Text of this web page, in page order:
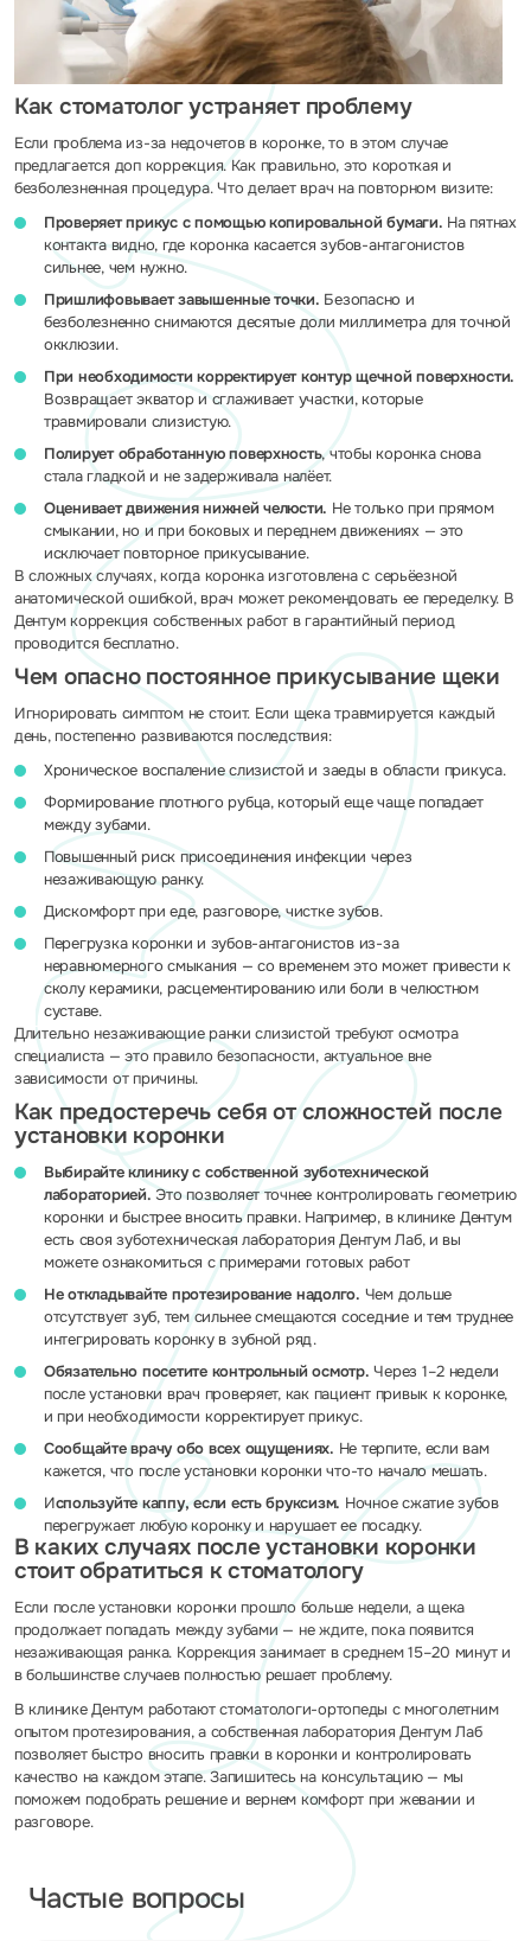
Как стоматолог устраняет проблему
Если проблема из-за недочетов в коронке, то в этом случае
предлагается доп коррекция. Как правильно, это короткая и
безболезненная процедура. Что делает врач на повторном визите:
Проверяет прикус с помощью копировальной бумаги. На пятнах
контакта видно, где коронка касается зубов-антагонистов
сильнее, чем нужно.
Пришлифовывает завышенные точки. Безопасно и
безболезненно снимаются десятые доли миллиметра для точной
окклюзии.
При необходимости корректирует контур щечной поверхности.
Возвращает экватор и сглаживает участки, которые
травмировали слизистую.
Полирует обработанную поверхность, чтобы коронка снова
стала гладкой и не задерживала налёет.
Оценивает движения нижней челюсти. Не только при прямом
смыкании, но и при боковых и переднем движениях — это
исключает повторное прикусывание.
В сложных случаях, когда коронка изготовлена с серьёезной
анатомической ошибкой, врач может рекомендовать ее переделку. В
Дентум коррекция собственных работ в гарантийный период
проводится бесплатно.
Чем опасно постоянное прикусывание щеки
Игнорировать симптом не стоит. Если щека травмируется каждый
день, постепенно развиваются последствия:
Хроническое воспаление слизистой и заеды в области прикуса.
Формирование плотного рубца, который еще чаще попадает
между зубами.
Повышенный риск присоединения инфекции через
незаживающую ранку.
Дискомфорт при еде, разговоре, чистке зубов.
Перегрузка коронки и зубов-антагонистов из-за
неравномерного смыкания — со временем это может привести к
сколу керамики, расцементированию или боли в челюстном
суставе.
Длительно незаживающие ранки слизистой требуют осмотра
специалиста — это правило безопасности, актуальное вне
зависимости от причины.
Как предостеречь себя от сложностей после
установки коронки
Выбирайте клинику с собственной зуботехнической
лабораторией.Это позволяет точнее контролировать геометрию
коронки и быстрее вносить правки. Например, в клинике Дентум
есть своя зуботехническая лаборатория Дентум Лаб, и вы
можете ознакомиться с примерами готовых работ
Не откладывайте протезирование надолго. Чем дольше
отсутствует зуб, тем сильнее смещаются соседние и тем труднее
интегрировать коронку в зубной ряд.
Обязательно посетите контрольный осмотр.Через 1–2 недели
после установки врач проверяет, как пациент привык к коронке,
и при необходимости корректирует прикус.
Сообщайте врачу обо всех ощущениях. Не терпите, если вам
кажется, что после установки коронки что-то начало мешать.
Используйте каппу, если есть бруксизм. Ночное сжатие зубов
перегружает любую коронку и нарушает ее посадку.
В каких случаях после установки коронки
стоит обратиться к стоматологу
Если после установки коронки прошло больше недели, а щека
продолжает попадать между зубами — не ждите, пока появится
незаживающая ранка. Коррекция занимает в среднем 15–20 минут и
в большинстве случаев полностью решает проблему.
В клинике Дентум работают стоматологи-ортопеды с многолетним
опытом протезирования, а собственная лаборатория Дентум Лаб
позволяет быстро вносить правки в коронки и контролировать
качество на каждом этапе. Запишитесь на консультацию — мы
поможем подобрать решение и вернем комфорт при жевании и
разговоре.
Частые вопросы